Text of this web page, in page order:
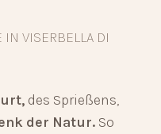
IN VISERBELLA DI
des Sprießens,
der Natur. So